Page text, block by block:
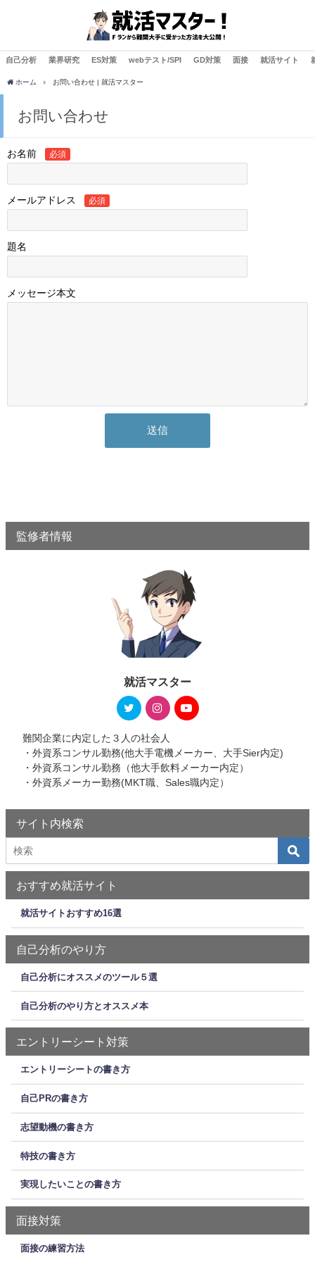
自己分析 業界研究 ES対策 webテスト/SPI GD対策 面接 就活サイト
ホーム お問い合わせ | 就活マスター
お問い合わせ
お名前 必須
メールアドレス 必須
題名
メッセージ本文
監修者情報
就活マスター
難関企業に内定した３人の社会人
・外資系コンサル勤務(他大手電機メーカー、大手Sier内定)
・外資系コンサル勤務（他大手飲料メーカー内定）
・外資系メーカー勤務(MKT職、Sales職内定）
サイト内検索
おすすめ就活サイト
就活サイトおすすめ16選
自己分析のやり方
自己分析にオススメのツール５選
自己分析のやり方とオススメ本
エントリーシート対策
エントリーシートの書き方
自己PRの書き方
志望動機の書き方
特技の書き方
実現したいことの書き方
面接対策
面接の練習方法